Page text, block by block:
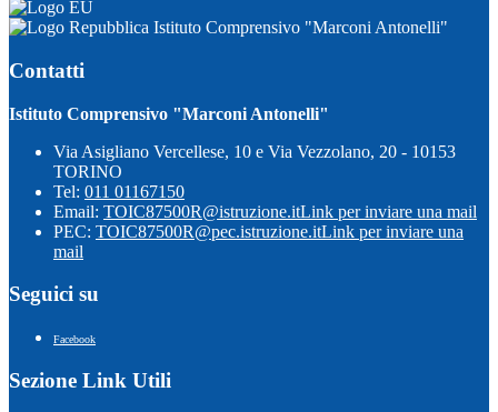
Istituto Comprensivo "Marconi Antonelli"
Contatti
Istituto Comprensivo "Marconi Antonelli"
Via Asigliano Vercellese, 10 e Via Vezzolano, 20 - 10153
TORINO
Tel: 011 01167150
Email: TOIC87500R@istruzione.itLink per inviare una mail
PEC: TOIC87500R@pec.istruzione.itLink per inviare una
mail
Seguici su
Facebook
Sezione Link Utili